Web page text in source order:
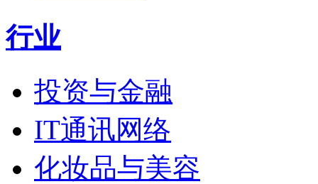
行业
投资与金融
IT通讯网络
化妆品与美容